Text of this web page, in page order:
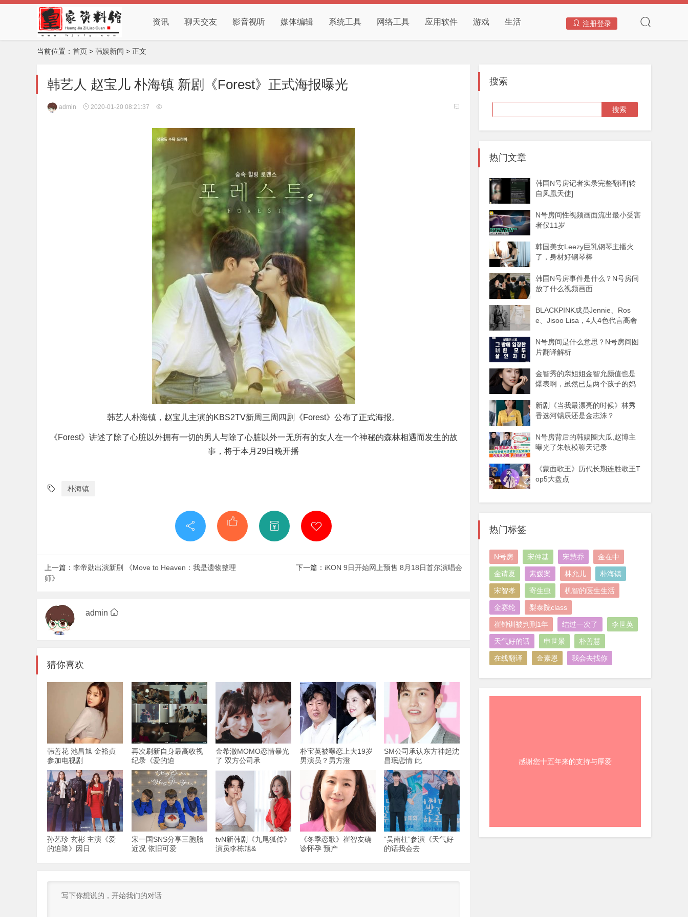
资讯 聊天交友 影音视听 媒体编辑 系统工具 网络工具 应用软件 游戏 生活 注册登录
当前位置： 首页 > 韩娱新闻 > 正文
韩艺人 赵宝儿 朴海镇 新剧《Forest》正式海报曝光
admin 2020-01-20 08:21:37
韩艺人朴海镇，赵宝儿主演的KBS2TV新周三周四剧《Forest》公布了正式海报。
《Forest》讲述了除了心脏以外拥有一切的男人与除了心脏以外一无所有的女人在一个神秘的森林相遇而发生的故
事，将于本月29日晚开播
朴海镇
上一篇： 李帝勋出演新剧 《Move to Heaven：我是遗物整理
师》
下一篇： iKON 9日开始网上预售 8月18日首尔演唱会
admin
猜你喜欢
韩善花 池昌旭 金裕贞
参加电视剧
再次刷新自身最高收视
纪录《爱的迫
金希澈MOMO恋情暴光
了 双方公司承
朴宝英被曝恋上大19岁
男演员？男方澄
SM公司承认东方神起沈
昌珉恋情 此
孙艺珍 玄彬 主演《爱
的迫降》因日
宋一国SNS分享三胞胎
近况 依旧可爱
tvN新韩剧《九尾狐传》
演员李栋旭&
《冬季恋歌》崔智友确
诊怀孕 预产
“吴南柱”参演《天气好
的话我会去
搜索
热门文章
韩国N号房记者实录完整翻译[转
自凤凰天使]
N号房间性视频画面流出最小受害
者仅11岁
韩国美女Leezy巨乳钢琴主播火
了，身材好钢琴棒
韩国N号房事件是什么？N号房间
放了什么视频画面
BLACKPINK成员Jennie、Ros
e、Jisoo Lisa，4人4色代言高奢
N号房间是什么意思？N号房间图
片翻译解析
金智秀的亲姐姐金智允颜值也是
爆表啊，虽然已是两个孩子的妈
新剧《当我最漂亮的时候》林秀
香选河锡辰还是金志洙？
N号房背后的韩娱圈大瓜,赵博主
曝光了朱镇模聊天记录
《蒙面歌王》历代长期连胜歌王T
op5大盘点
热门标签
N号房 宋仲基 宋慧乔 金在中
金请夏 素媛案 林允儿 朴海镇
宋智孝 寄生虫 机智的医生生活
金赛纶 梨泰院class
崔钟训被判刑1年 结过一次了 李世英
天气好的话 申世景 朴善慧
在线翻译 金素恩 我会去找你
感谢您十五年来的支持与厚爱